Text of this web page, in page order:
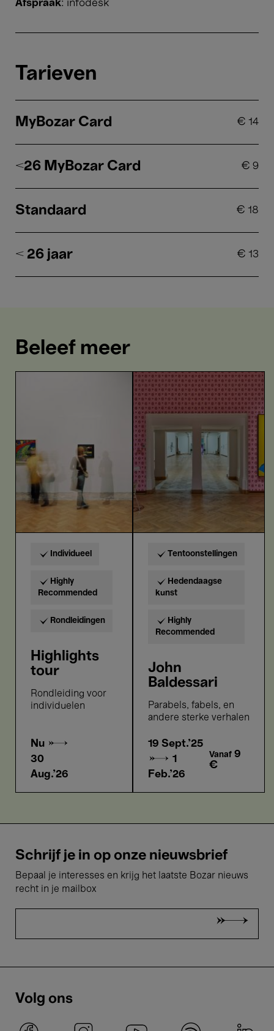
Afspraak: infodesk
Tarieven
MyBozar Card € 14
<26 MyBozar Card € 9
Standaard € 18
< 26 jaar € 13
Beleef meer
Individueel
Highly
Recommended
Rondleidingen
Highlights
tour
Rondleiding voor
individuelen
Nu →
30
Aug.'26
John
Baldessari
Tentoonstellingen
Hedendaagse
kunst
Highly
Recommended
John
Baldessari
Parabels, fabels, en
andere sterke verhalen
19 Sept.'25
→ 1
Feb.'26
Vanaf9
€
Schrijf je in op onze nieuwsbrief
Bepaal je interesses en krijg het laatste Bozar nieuws
recht in je mailbox
Volg ons